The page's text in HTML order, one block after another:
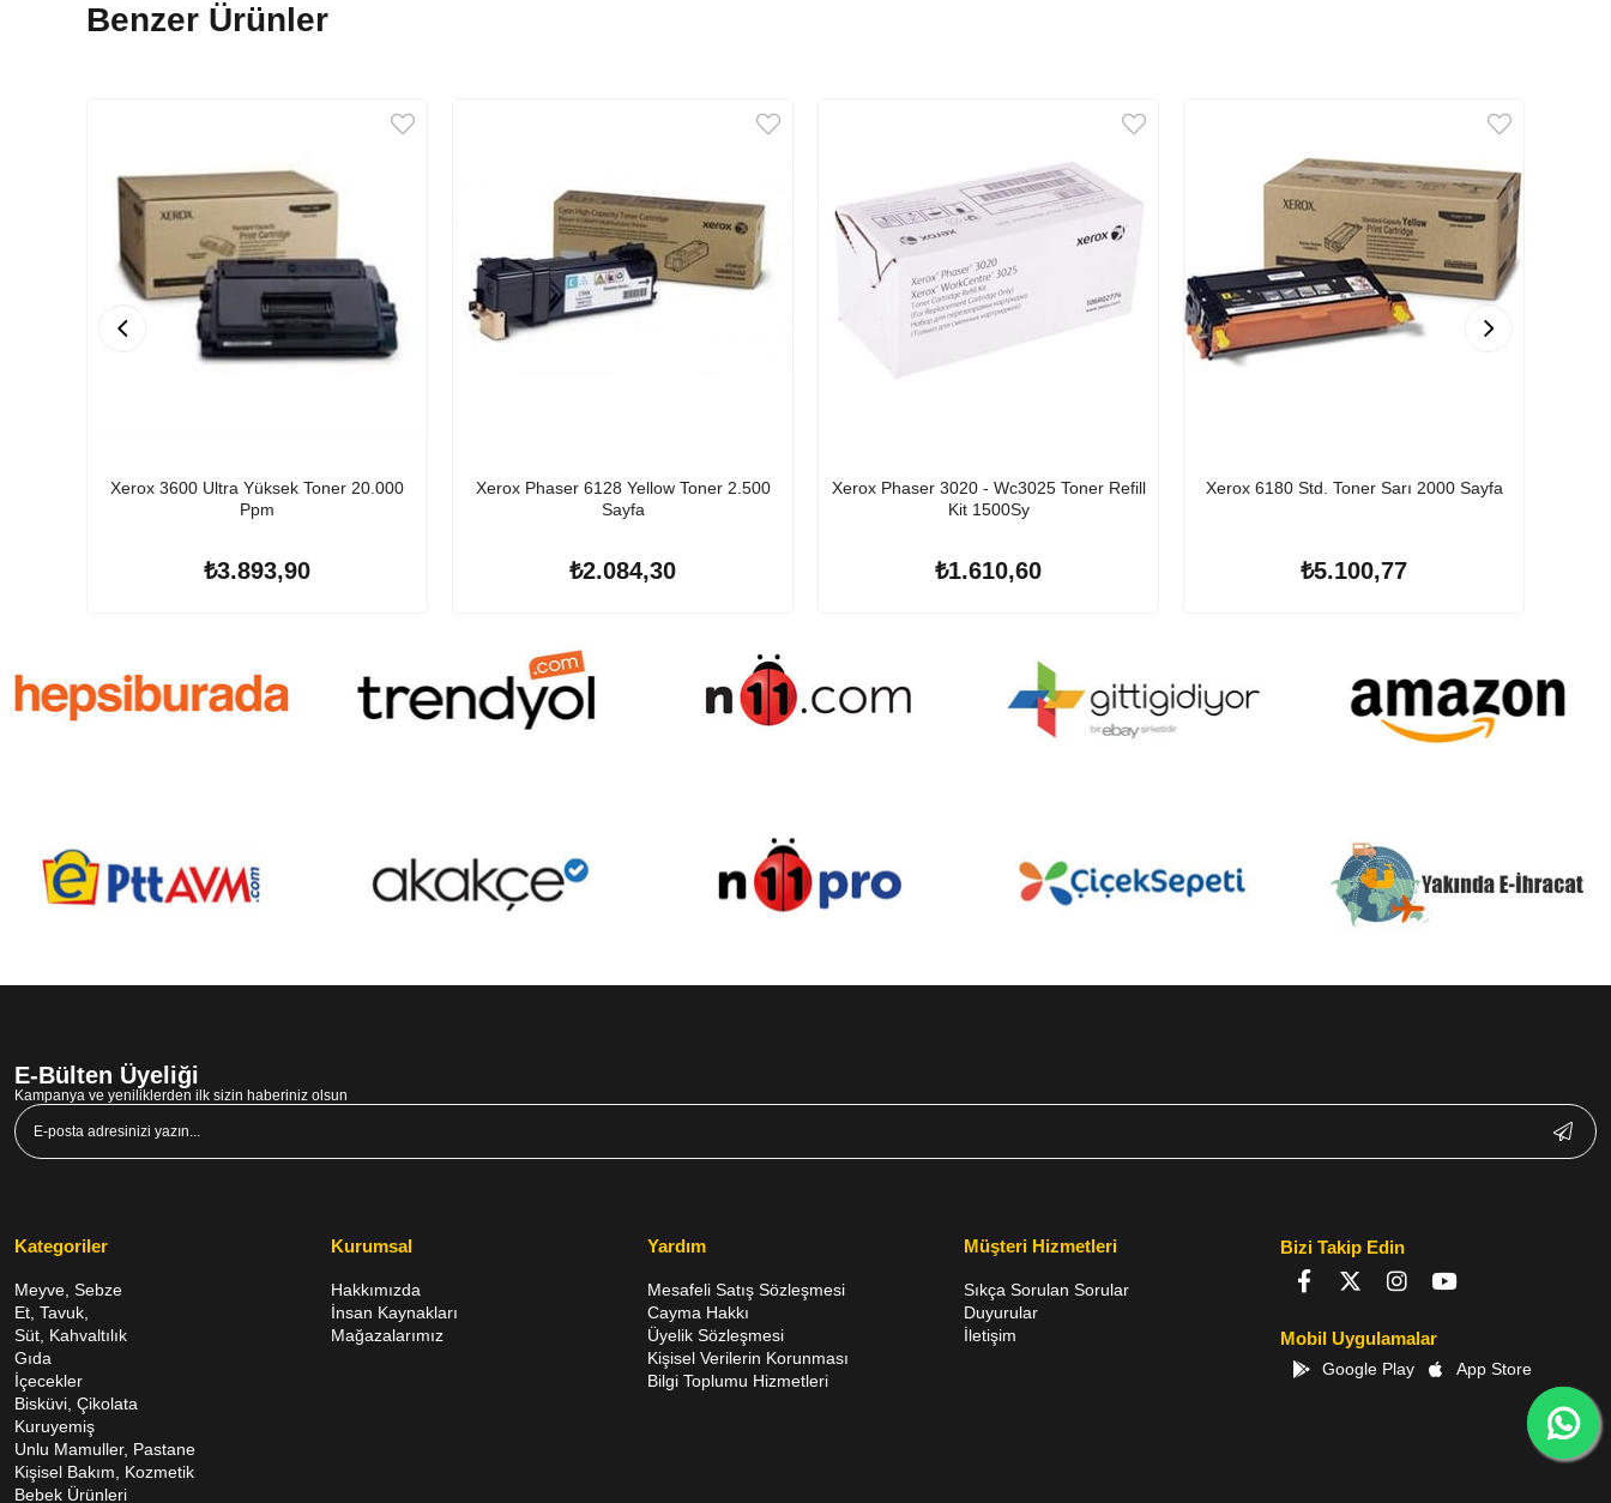
Benzer Ürünler
Xerox 3600 Ultra Yüksek Toner 20.000
Ppm
₺3.893,90
Xerox Phaser 6128 Yellow Toner 2.500
Sayfa
₺2.084,30
Xerox Phaser 3020 - Wc3025 Toner Refill
Kit 1500Sy
₺1.610,60
Xerox 6180 Std. Toner Sarı 2000 Sayfa
₺5.100,77
E-Bülten Üyeliği
Kampanya ve yeniliklerden ilk sizin haberiniz olsun
Kategoriler
Meyve, Sebze
Et, Tavuk,
Süt, Kahvaltılık
Gıda
İçecekler
Bisküvi, Çikolata
Kuruyemiş
Unlu Mamuller, Pastane
Kişisel Bakım, Kozmetik
Bebek Ürünleri
Kurumsal
Hakkımızda
İnsan Kaynakları
Mağazalarımız
Yardım
Mesafeli Satış Sözleşmesi
Cayma Hakkı
Üyelik Sözleşmesi
Kişisel Verilerin Korunması
Bilgi Toplumu Hizmetleri
Müşteri Hizmetleri
Sıkça Sorulan Sorular
Duyurular
İletişim
Bizi Takip Edin
Mobil Uygulamalar
Google Play App Store